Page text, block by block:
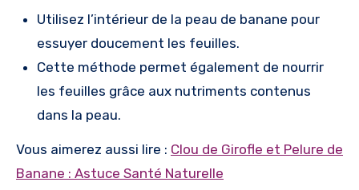
Utilisez l’intérieur de la peau de banane pour
essuyer doucement les feuilles.
Cette méthode permet également de nourrir
les feuilles grâce aux nutriments contenus
dans la peau.
Vous aimerez aussi lire : Clou de Girofle et Pelure de
Banane : Astuce Santé Naturelle